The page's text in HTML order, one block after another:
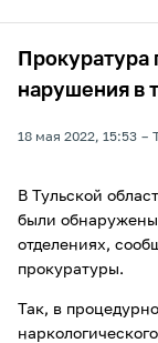
Прокуратура
нарушения в
18 мая 2022, 15:53
В Тульской
были
отделениях,
прокуратуры.
Так, в